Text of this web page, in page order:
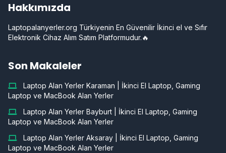
Hakkımızda
Laptopalanyerler.org Türkiyenin En Güvenilir İkinci el ve Sıfır
Elektronik Cihaz Alım Satım Platformudur.🔥
Son Makaleler
Laptop Alan Yerler Karaman | İkinci El Laptop, Gaming
Laptop ve MacBook Alan Yerler
Laptop Alan Yerler Bayburt | İkinci El Laptop, Gaming
Laptop ve MacBook Alan Yerler
Laptop Alan Yerler Aksaray | İkinci El Laptop, Gaming
Laptop ve MacBook Alan Yerler